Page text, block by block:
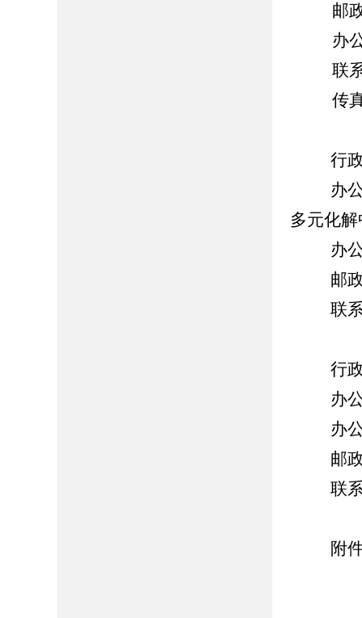
邮政
办公
联系
传真
行
办
多元化
办
邮
联
行政诉
办公地
办公
邮政
联系
附